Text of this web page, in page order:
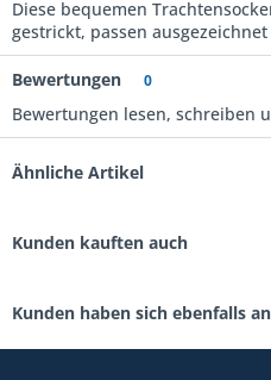
Diese bequemen
gestrickt, passen
Bewertungen 0
Bewertungen lesen, schreiben
Ähnliche Artikel
Kunden kauften auch
Kunden haben sich ebenfalls